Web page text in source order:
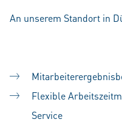
An unserem Standort in
Flexible
Service